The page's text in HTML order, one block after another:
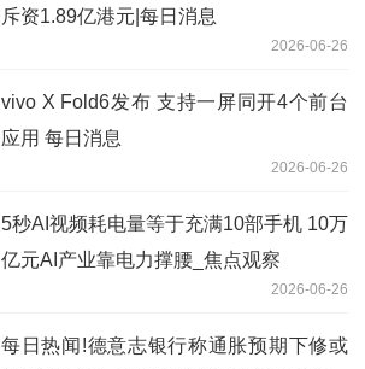
斥资1.89亿港元|每日消息
2026-06-26
vivo X Fold6发布 支持一屏同开4个前台
应用 每日消息
2026-06-26
5秒AI视频耗电量等于充满10部手机 10万
亿元AI产业靠电力撑腰_焦点观察
2026-06-26
每日热闻!德意志银行称通胀预期下修或